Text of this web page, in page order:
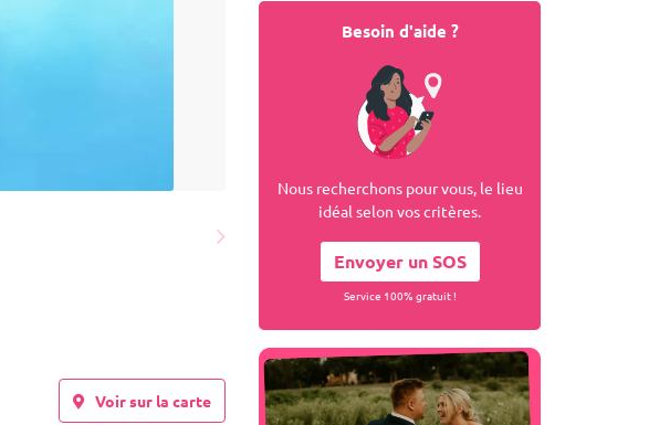
Voir sur la carte
Besoin d'aide ?
Nous recherchons pour vous, le lieu
idéal selon vos critères.
Envoyer un SOS
Service 100% gratuit !